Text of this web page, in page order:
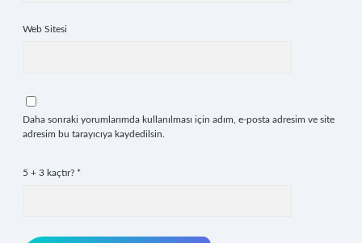
Web Sitesi
Daha sonraki yorumlarımda kullanılması için adım, e-posta adresim ve site
adresim bu tarayıcıya kaydedilsin.
5 + 3 kaçtır? *